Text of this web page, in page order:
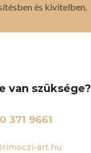
és kivitelben.
van szüksége?
371 9661
art.hu